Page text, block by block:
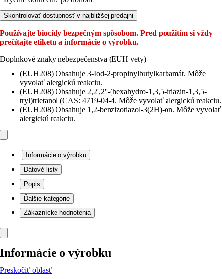
Skontrolovať dostupnosť v najbližšej predajni
Používajte biocídy bezpečným spôsobom. Pred použitím si vždy
prečítajte etiketu a informácie o výrobku.
Doplnkové znaky nebezpečenstva (EUH vety)
(EUH208) Obsahuje 3-Iod-2-propinylbutylkarbamát. Môže
vyvolať alergickú reakciu.
(EUH208) Obsahuje 2,2',2''-(hexahydro-1,3,5-triazin-1,3,5-
tryl)trietanol (CAS: 4719-04-4. Môže vyvolať alergickú reakciu.
(EUH208) Obsahuje 1,2-benzizotiazol-3(2H)-on. Môže vyvolať
alergickú reakciu.
Informácie o výrobku
Dátové listy
Popis
Ďalšie kategórie
Zákaznícke hodnotenia
Informácie o výrobku
Preskočiť oblasť